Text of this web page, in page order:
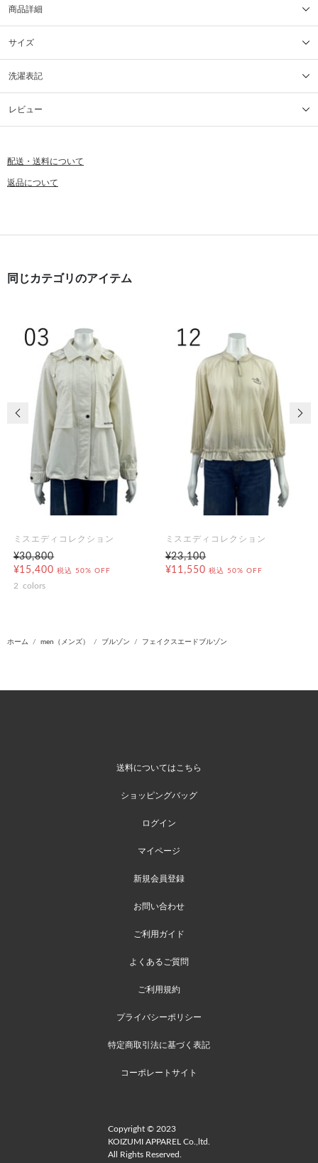
商品詳細
サイズ
洗濯表記
レビュー
配送・送料について
返品について
同じカテゴリのアイテム
ミスエディコレクション
¥30,800
¥15,400 税込 50% OFF
2 colors
ミスエディコレクション
¥23,100
¥11,550 税込 50% OFF
前の画像
ホーム men（メンズ） ブルゾン フェイクスエードブルゾン
送料についてはこちら
ショッピングバッグ
ログイン
マイページ
新規会員登録
お問い合わせ
ご利用ガイド
よくあるご質問
ご利用規約
プライバシーポリシー
特定商取引法に基づく表記
コーポレートサイト
Copyright © 2023
KOIZUMI APPAREL Co.,ltd.
All Rights Reserved.